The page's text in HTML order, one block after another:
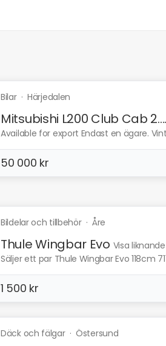
Bilar· Härjedalen
Mitsubishi L200 Club Cab 2....
Available for export Endast en ägare.
50 000 kr
Bildelar och tillbehör· Åre
Thule Wingbar Evo Visa liknande
Säljer ett par Thule Wingbar Evo 118cm
1 500 kr
Däck och fälgar· Östersund